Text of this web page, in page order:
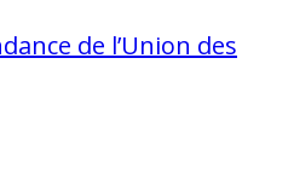
de l’Union des